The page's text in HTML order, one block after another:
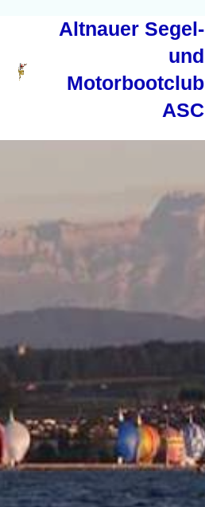
Altnauer Segel-
und
Motorbootclub
ASC